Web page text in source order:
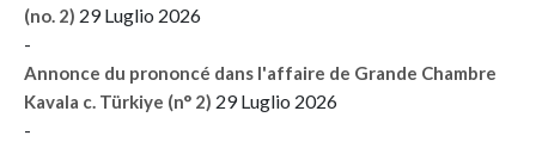
(no. 2) 29 Luglio 2026
-
Annonce du prononcé dans l'affaire de Grande Chambre
Kavala c. Türkiye (n° 2) 29 Luglio 2026
-